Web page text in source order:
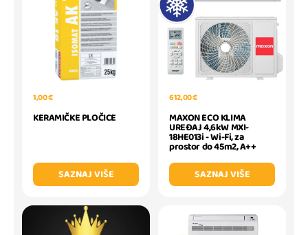
1,00 €
KERAMIČKE PLOČICE
SAZNAJ VIŠE
612,00 €
MAXON ECO KLIMA
UREĐAJ 4,6kW MXI-
18HE013i - Wi-Fi, za
prostor do 45m2, A++
SAZNAJ VIŠE